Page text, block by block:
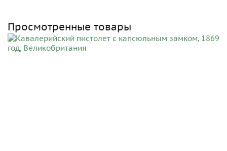
Просмотренные товары